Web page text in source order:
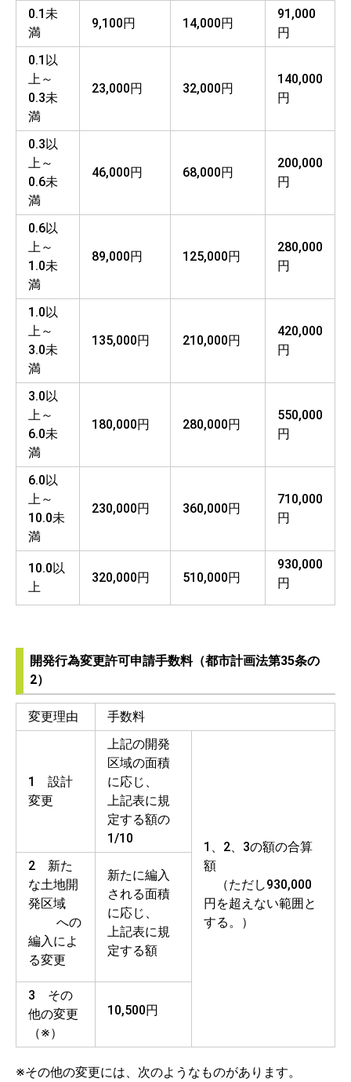
0.1未
満
9,100円 14,000円
91,000
円
0.1以
上～
0.3未
満
23,000円 32,000円
140,000
円
0.3以
上～
0.6未
満
46,000円 68,000円
200,000
円
0.6以
上～
1.0未
満
89,000円 125,000円
280,000
円
1.0以
上～
3.0未
満
135,000円 210,000円
420,000
円
3.0以
上～
6.0未
満
180,000円 280,000円
550,000
円
6.0以
上～
10.0未
満
230,000円 360,000円
710,000
円
10.0以
上
320,000円 510,000円
930,000
円
開発行為変更許可申請手数料（都市計画法第35条の
2）
変更理由 手数料
1 設計
変更
上記の開発
区域の面積
に応じ、
上記表に規
定する額の
1/10
1、2、3の額の合算
額
（ただし930,000
円を超えない範囲と
する。）
2 新た
な土地開
発区域
への
編入によ
る変更
新たに編入
される面積
に応じ、
上記表に規
定する額
3 その
他の変更
（※）
10,500円
※その他の変更には、次のようなものがあります。